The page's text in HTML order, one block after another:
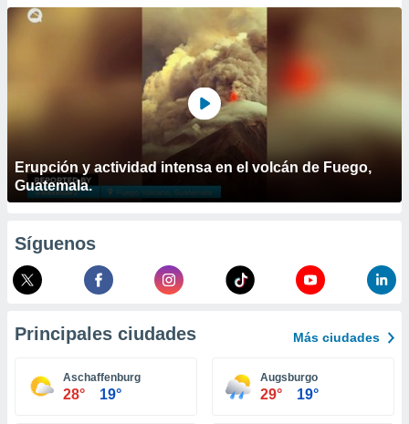
y
de
aceptar
Erupción y actividad intensa en el volcán de Fuego,
Guatemala.
Síguenos
Principales ciudades Más ciudades
Aschaffenburg
28° 19°
Augsburgo
29° 19°